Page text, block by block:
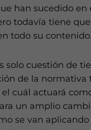
han sucedido en
todavía tiene
todo su contenido.
solo cuestión de
de la normativa
cuál actuará
un amplio
se van aplicando